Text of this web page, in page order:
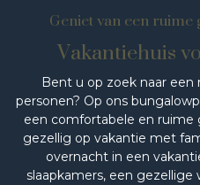
Geniet van een
Vakantiehuis
Bent u op zoek naar een
personen? Op ons
een comfortabele en ruime
gezellig op vakantie met
overnacht in een
slaapkamers, een